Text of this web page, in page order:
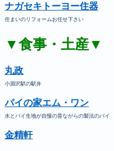
ナガセキトーヨー住器
住まいのリフォームお任せ下さい
▼食事・土産▼
丸政
小淵沢駅の駅弁
パイの家エム・ワン
水とパイ生地が自慢の昔ながらの製法のパイ
金精軒